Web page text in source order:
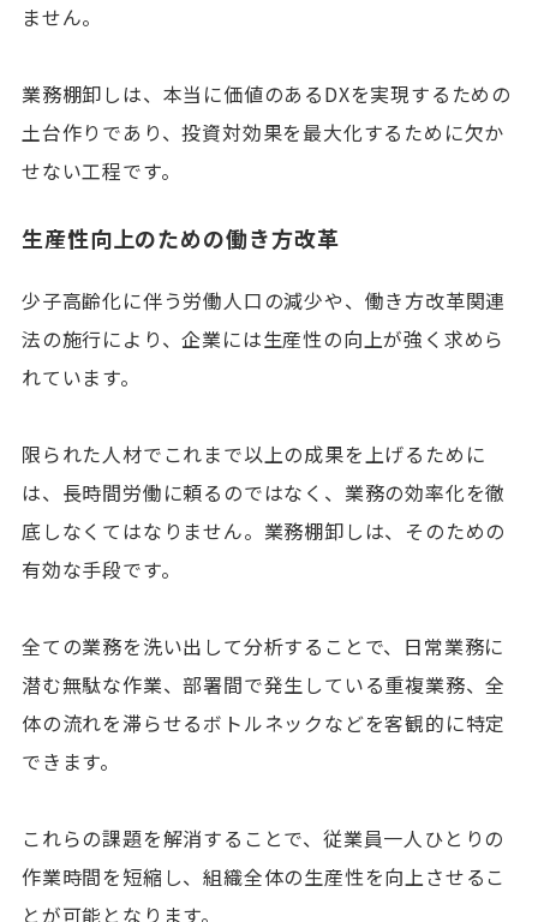
ません。
業務棚卸しは、本当に価値のあるDXを実現するための
土台作りであり、投資対効果を最大化するために欠か
せない工程です。
生産性向上のための働き方改革
少子高齢化に伴う労働人口の減少や、働き方改革関連
法の施行により、企業には生産性の向上が強く求めら
れています。
限られた人材でこれまで以上の成果を上げるために
は、長時間労働に頼るのではなく、業務の効率化を徹
底しなくてはなりません。業務棚卸しは、そのための
有効な手段です。
全ての業務を洗い出して分析することで、日常業務に
潜む無駄な作業、部署間で発生している重複業務、全
体の流れを滞らせるボトルネックなどを客観的に特定
できます。
これらの課題を解消することで、従業員一人ひとりの
作業時間を短縮し、組織全体の生産性を向上させるこ
とが可能となります。